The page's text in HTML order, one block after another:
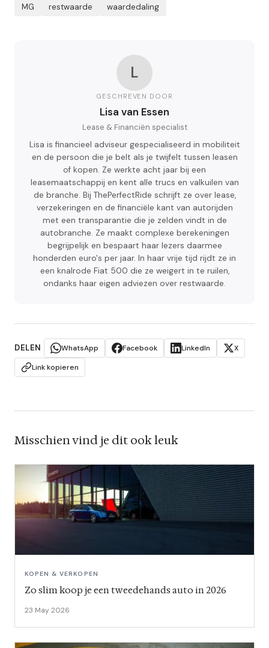
MG restwaarde waardedaling
L
GESCHREVEN DOOR
Lisa van Essen
Lease & Financiën specialist
Lisa is financieel adviseur gespecialiseerd in mobiliteit
en de persoon die je belt als je twijfelt tussen leasen
of kopen. Ze werkte acht jaar bij een
leasemaatschappij en kent alle trucs en valkuilen van
de branche. Bij ThePerfectRide schrijft ze over lease,
verzekeringen en de financiële kant van autorijden
met een transparantie die je zelden vindt in de
autobranche. Ze maakt complexe berekeningen
begrijpelijk en bespaart haar lezers daarmee
honderden euro's per jaar. In haar vrije tijd rijdt ze in
een knalrode Fiat 500 die ze weigert in te ruilen,
ondanks haar eigen adviezen over restwaarde.
DELEN WhatsApp Facebook LinkedIn
X
Link kopieren
Misschien vind je dit ook leuk
KOPEN & VERKOPEN
Zo slim koop je een tweedehands auto in 2026
23 May 2026